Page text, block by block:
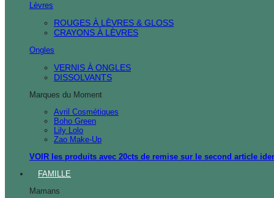
Lèvres
ROUGES À LÈVRES & GLOSS
CRAYONS À LÈVRES
Ongles
VERNIS À ONGLES
DISSOLVANTS
Marques du Moment
Avril Cosmétiques
Boho Green
Lily Lolo
Zao Make-Up
VOIR les produits avec 20cts de remise sur le second article
FAMILLE
Mamans